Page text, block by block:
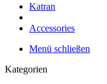
Katran
Accessories
Menü schließen
Kategorien